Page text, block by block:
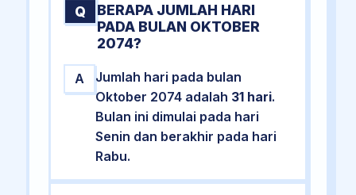
Q
BERAPA JUMLAH HARI
PADA BULAN OKTOBER
2074?
A
Jumlah hari pada bulan
Oktober 2074 adalah 31 hari.
Bulan ini dimulai pada hari
Senin dan berakhir pada hari
Rabu.